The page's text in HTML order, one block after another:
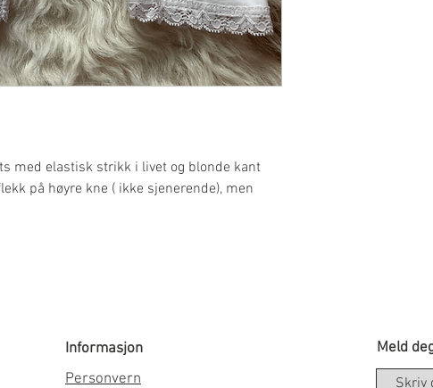
med elastisk strikk i livet og blonde kant
på høyre kne ( ikke sjenerende), men
Informasjon
Personvern
Meld